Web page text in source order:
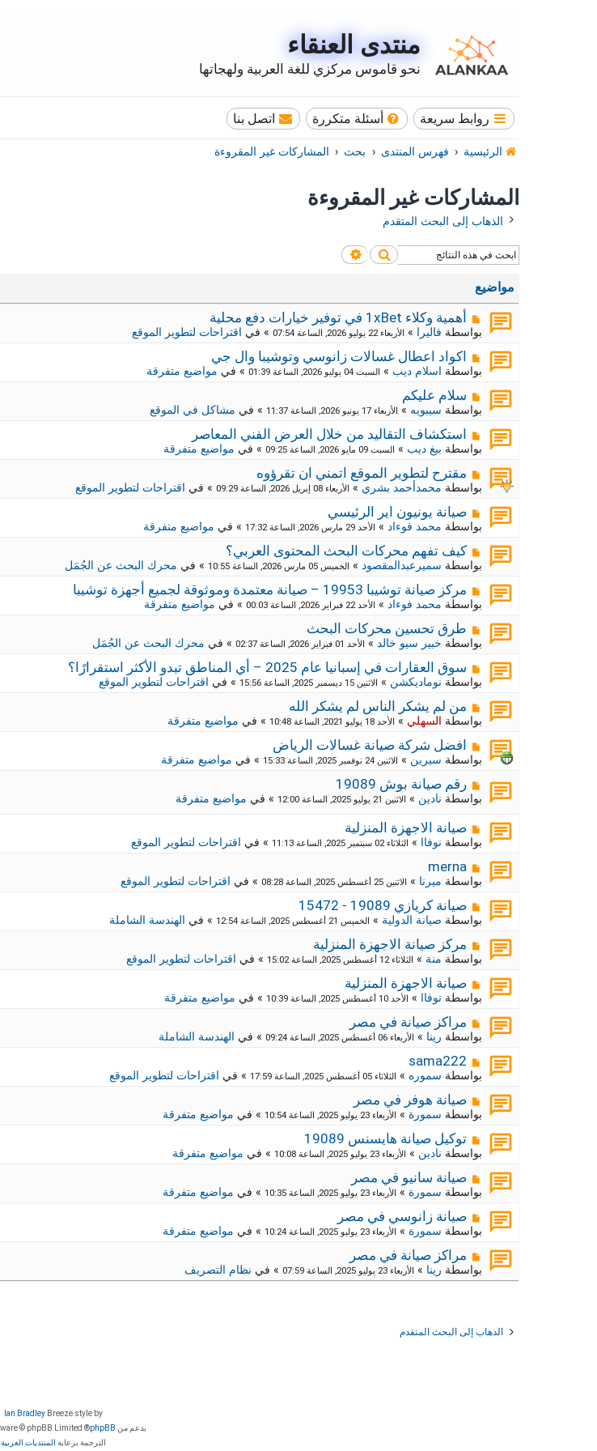
منتدى العنقاء
نحو قاموس مركزي للغة العربية ولهجاتها
روابط سريعة أسئلة متكررة اتصل بنا
الرئيسية فهرس المنتدى بحث المشاركات غير المقروءة
المشاركات غير المقروءة
الذهاب إلى البحث المتقدم
بحث بحث متقدم
مواضيع
م
ش
ر
ك
ة
ج
د
د
ة
أهمية وكلاء 1xBet في توفير خيارات دفع محلية
بواسطة فاليرا » الأربعاء 22 يوليو 2026, الساعة 07:54 » في اقتراحات لتطوير الموقع
م
ش
ر
ك
ة
ج
د
ة
اكواد اعطال غسالات زانوسي وتوشيبا وال جي
بواسطة اسلام ديب » السبت 04 يوليو 2026, الساعة 01:39 » في مواضيع متفرقة
م
ش
ر
ك
ة
ج
د
د
ة
سلام عليكم
بواسطة سيبويه » الأربعاء 17 يونيو 2026, الساعة 11:37 » في مشاكل في الموقع
م
ش
ك
ة
ج
د
د
ة
استكشاف التقاليد من خلال العرض الفني المعاصر
بواسطة بيغ ديب » السبت 09 مايو 2026, الساعة 09:25 » في مواضيع متفرقة
م
ش
ر
ك
ة
ج
د
ة
مقترح لتطوير الموقع اتمني ان تقرؤوه
بواسطة محمدأحمد بشري » الأربعاء 08 إبريل 2026, الساعة 09:29 » في اقتراحات لتطوير الموقع
م
ش
ر
ك
ة
ج
د
د
ة
صيانة يونيون اير الرئيسي
بواسطة محمد فوءاد » الأحد 29 مارس 2026, الساعة 17:32 » في مواضيع متفرقة
م
ش
ك
ة
ج
د
د
ة
كيف تفهم محركات البحث المحتوى العربي؟
بواسطة سميرعبدالمقصود » الخميس 05 مارس 2026, الساعة 10:55 » في محرك البحث عن الجُمَل
م
ش
ر
ك
ة
ج
د
ة
مركز صيانة توشيبا 19953 – صيانة معتمدة وموثوقة لجميع أجهزة توشيبا
بواسطة محمد فوءاد » الأحد 22 فبراير 2026, الساعة 00:03 » في مواضيع متفرقة
م
ش
ر
ك
ة
ج
د
د
ة
طرق تحسين محركات البحث
بواسطة خبير سيو خالد » الأحد 01 فبراير 2026, الساعة 02:37 » في محرك البحث عن الجُمَل
م
ش
ك
ة
ج
د
د
ة
سوق العقارات في إسبانيا عام 2025 – أي المناطق تبدو الأكثر استقرارًا؟
بواسطة نوماديكشن » الاثنين 15 ديسمبر 2025, الساعة 15:56 » في اقتراحات لتطوير الموقع
م
ش
ر
ك
ة
ج
د
ة
من لم يشكر الناس لم يشكر الله
بواسطة السهلي » الأحد 18 يوليو 2021, الساعة 10:48 » في مواضيع متفرقة
م
ش
ر
ك
ة
د
ي
ة
افضل شركة صيانة غسالات الرياض
بواسطة سيرين » الاثنين 24 نوفمبر 2025, الساعة 15:33 » في مواضيع متفرقة
م
ش
ك
ة
د
ي
ة
رقم صيانة بوش 19089
بواسطة نادين » الاثنين 21 يوليو 2025, الساعة 12:00 » في مواضيع متفرقة
م
ش
ر
ك
ة
ج
د
ة
صيانة الاجهزة المنزلية
بواسطة نوفاا » الثلاثاء 02 سبتمبر 2025, الساعة 11:13 » في اقتراحات لتطوير الموقع
م
ش
ر
ك
ة
د
د
ة
merna
بواسطة ميرنا » الاثنين 25 أغسطس 2025, الساعة 08:28 » في اقتراحات لتطوير الموقع
م
ش
ك
ة
ج
د
ة
صيانة كريازي 19089 - 15472
بواسطة صيانة الدولية » الخميس 21 أغسطس 2025, الساعة 12:54 » في الهندسة الشاملة
ش
ر
ك
ة
د
د
ة
مركز صيانة الاجهزة المنزلية
بواسطة منة » الثلاثاء 12 أغسطس 2025, الساعة 15:02 » في اقتراحات لتطوير الموقع
م
ش
ك
ة
ج
د
د
ة
صيانة الاجهزة المنزلية
بواسطة نوفاا » الأحد 10 أغسطس 2025, الساعة 10:39 » في مواضيع متفرقة
ش
ر
ك
ة
ج
د
د
ة
مراكز صيانة في مصر
بواسطة رينا » الأربعاء 06 أغسطس 2025, الساعة 09:24 » في الهندسة الشاملة
م
ش
ر
ك
ة
ج
د
د
ة
sama222
بواسطة سموره » الثلاثاء 05 أغسطس 2025, الساعة 17:59 » في اقتراحات لتطوير الموقع
م
ش
ر
ك
ة
ج
د
د
ة
صيانة هوفر في مصر
بواسطة سمورة » الأربعاء 23 يوليو 2025, الساعة 10:54 » في مواضيع متفرقة
م
ش
ر
ك
ة
ج
د
ة
توكيل صيانة هايسنس 19089
بواسطة نادين » الأربعاء 23 يوليو 2025, الساعة 10:08 » في مواضيع متفرقة
م
ش
ر
ك
ة
د
ي
صيانة سانيو في مصر
بواسطة سمورة » الأربعاء 23 يوليو 2025, الساعة 10:35 » في مواضيع متفرقة
م
ش
ك
ة
د
صيانة زانوسي في مصر
بواسطة سمورة » الأربعاء 23 يوليو 2025, الساعة 10:24 » في مواضيع متفرقة
ش
ا
ج
مراكز صيانة في مصر
بواسطة رينا » الأربعاء 23 يوليو 2025, الساعة 07:59 » في نظام التصريف
الذهاب إلى البحث المتقدم
Breeze style by
Ian Bradley
بدعم من phpBB
® Forum Software © phpBB Limited
الترجمة برعاية المنتديات العربية